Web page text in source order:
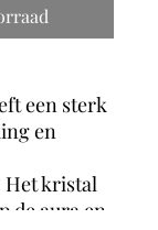
een sterk
en
Het kristal
de aura en